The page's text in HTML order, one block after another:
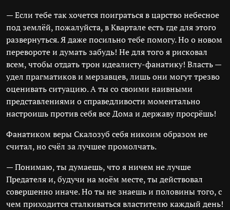
— Если тебе так хочется поиграться в царство небесное
под землёй, пожалуйста, в Квартале есть где для этого
развернуться. Я даже посильно тебе помогу. Но о новом
перевороте и думать забудь! Не для того я рисковал
всем, чтобы отдать трон идеалисту-фанатику! Власть —
удел прагматиков и мерзавцев, лишь они могут трезво
оценивать ситуацию. А ты со своими наивными
представлениями о справедливости моментально
настроишь против себя все Дома и державу просрёшь!
Фанатиком веры Скалозуб себя никоим образом не
считал, но счёл за лучшее промолчать.
— Понимаю, ты думаешь, что я ничем не лучше
Предателя и, будучи на моём месте, ты действовал
совершенно иначе. Но ты не знаешь и половины того, с
чем приходится сталкиваться властителю каждый день!